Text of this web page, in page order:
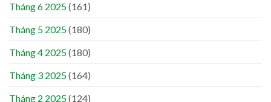
Tháng 6 2025(161)
Tháng 5 2025(180)
Tháng 4 2025(180)
Tháng 3 2025(164)
Tháng 2 2025(124)